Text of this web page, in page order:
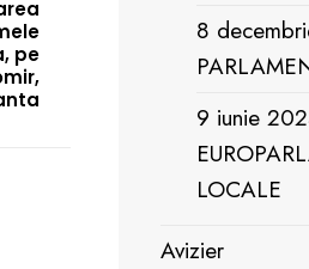
la
pe
8
9 iunie
LOCALE
Avizier